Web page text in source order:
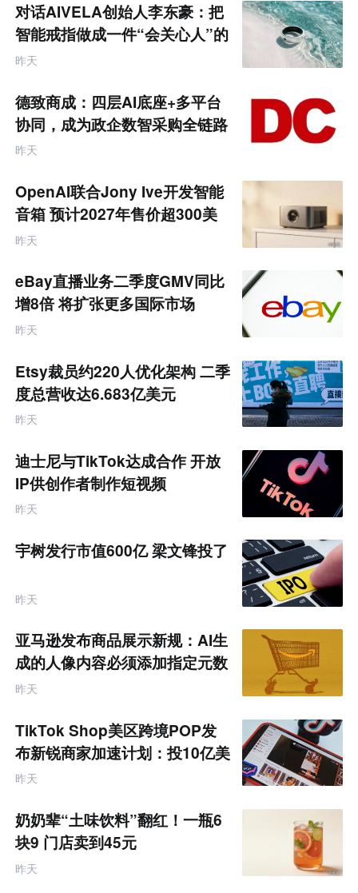
来
零
售
跨
境
商
产
业
互
联
网
对话AIVELA创始人李东豪：把
智能戒指做成一件“会关心人”的
饰品
昨天
德致商成：四层AI底座+多平台
协同，成为政企数智采购全链路
服务商
昨天
OpenAI联合Jony Ive开发智能
音箱 预计2027年售价超300美
元
昨天
eBay直播业务二季度GMV同比
增8倍 将扩张更多国际市场
昨天
Etsy裁员约220人优化架构 二季
度总营收达6.683亿美元
昨天
迪士尼与TikTok达成合作 开放
IP供创作者制作短视频
昨天
宇树发行市值600亿 梁文锋投了
昨天
亚马逊发布商品展示新规：AI生
成的人像内容必须添加指定元数
据
昨天
TikTok Shop美区跨境POP发
布新锐商家加速计划：投10亿美
金资源帮扶四类商家
昨天
奶奶辈“土味饮料”翻红！一瓶6
块9 门店卖到45元
昨天